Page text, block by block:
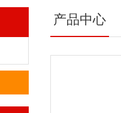
产品中心